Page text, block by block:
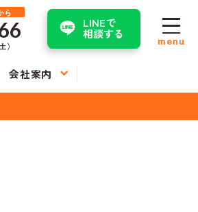
ら
）
LINEで
相談する
会社案内
menu